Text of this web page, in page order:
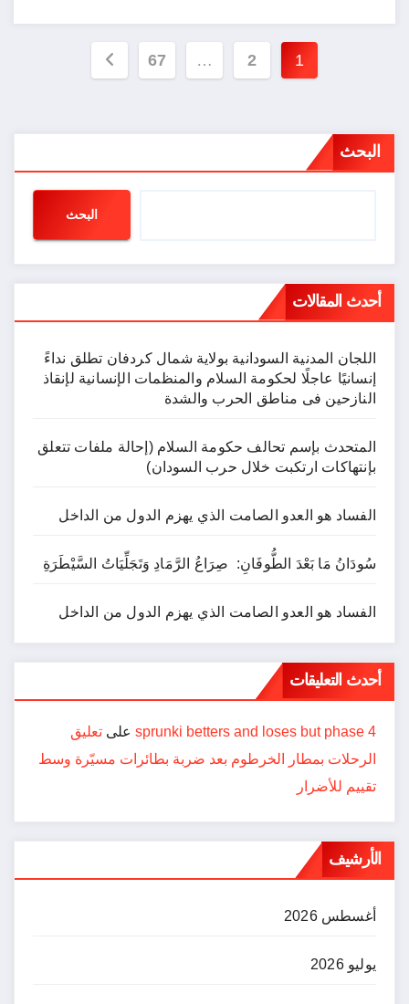
تعدد
المقالات
1
2
…
67
البحث
البحث
أحدث المقالات
اللجان المدنية السودانية بولاية شمال كردفان تطلق نداءً
إنسانيًا عاجلًا لحكومة السلام والمنظمات الإنسانية لإنقاذ
النازحين فى مناطق الحرب والشدة
المتحدث بإسم تحالف حكومة السلام (إحالة ملفات تتعلق
بإنتهاكات ارتكبت خلال حرب السودان)
الفساد هو العدو الصامت الذي يهزم الدول من الداخل
سُودَانُ مَا بَعْدَ الطُّوفَانِ: صِرَاعُ الرَّمَادِ وَتَجَلِّيَاتُ السَّيْطَرَةِ
الفساد هو العدو الصامت الذي يهزم الدول من الداخل
أحدث التعليقات
sprunki betters and loses but phase 4 على تعليق
الرحلات بمطار الخرطوم بعد ضربة بطائرات مسيّرة وسط
تقييم للأضرار
الأرشيف
أغسطس 2026
يوليو 2026